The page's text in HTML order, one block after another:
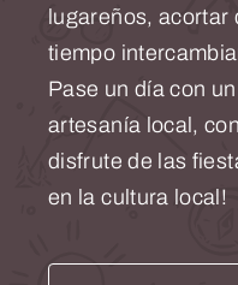
lugareños,
tiempo
Pase un día con
artesanía local,
disfrute de las
en la cultura local!